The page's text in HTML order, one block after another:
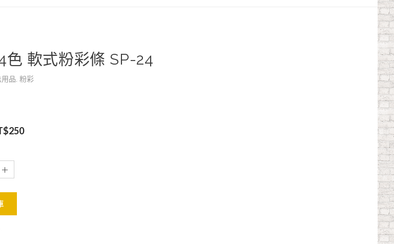
色 軟式粉彩條 SP-24
品 粉彩
250